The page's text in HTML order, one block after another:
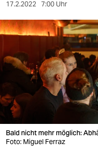
sport
berlin
wahrheit
verlag
verlag
17.2.2022 7:00 Uhr
Bald nicht mehr möglich:
Foto: Miguel Ferraz